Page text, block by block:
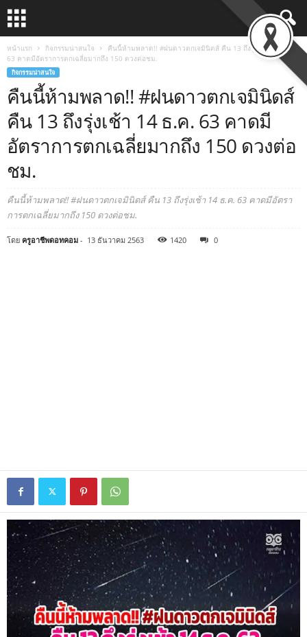
หน้าแรก กิจกรรมน่าสนใจ
คืนนี้ห้ามพลาด!! #ฝนดาวตกเจมินิดส์ คืน 13 ถึงรุ่งเช้า 14 ธ.ค.
63 คาดมีอัตราการตกเฉลี่ยมากถึง 150 ดวงต่อชม.
กิจกรรมน่าสนใจ
คืนนี้ห้ามพลาด!! #ฝนดาวตกเจมินิดส์
คืน 13 ถึงรุ่งเช้า 14 ธ.ค. 63 คาดมี
อัตราการตกเฉลี่ยมากถึง 150 ดวงต่อ
ชม.
คืนนี้ห้ามพลาด!! #ฝนดาวตกเจมินิดส์ คืน 13 ถึงรุ่งเช้า 14 ธ.ค. 63 คาดมีอัตรา
การตกเฉลี่ยมากถึง 150 ดวงต่อชม.
โดย ครูอาชีพดอทคอม - 13 ธันวาคม 2563 1420 0